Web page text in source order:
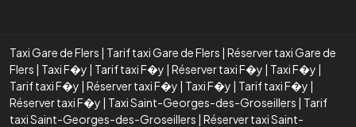
Taxi Gare de Flers | Tarif taxi Gare de Flers | Réserver taxi Gare de
Flers | Taxi F�y | Tarif taxi F�y | Réserver taxi F�y | Taxi F�y |
Tarif taxi F�y | Réserver taxi F�y | Taxi F�y | Tarif taxi F�y |
Réserver taxi F�y | Taxi Saint-Georges-des-Groseillers | Tarif
taxi Saint-Georges-des-Groseillers | Réserver taxi Saint-